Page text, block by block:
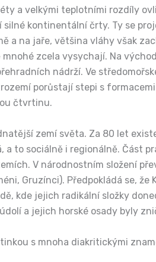
a velkými teplotními rozdíly
kontinentální črty. Ty se
a na jaře, většina vláhy však
zcela vysychají. Na
nádrží. Ve
porůstají stepi s
čtvrtinu.
zemí světa. Za 80 let
a to sociálně i regionálně. Část
V národnostním složení
Gruzínci). Předpokládá se,
kde jejich radikální složky
a jejich horské osady byly
s mnoha diakritickými